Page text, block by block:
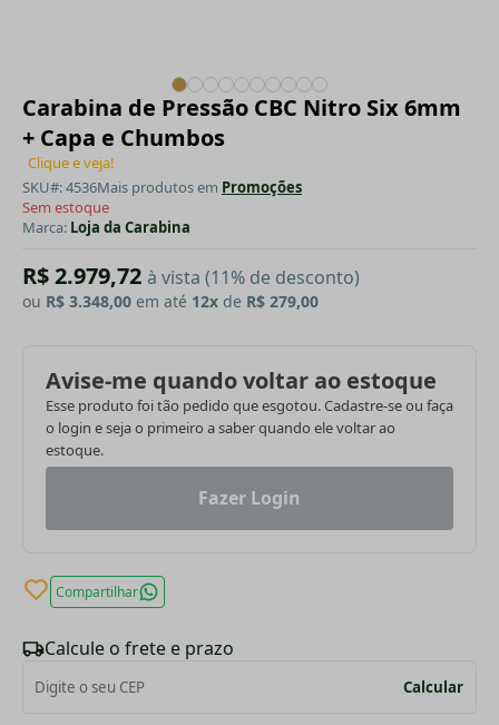
Carabina de Pressão CBC Nitro Six 6mm
+ Capa e Chumbos
Clique e veja!
SKU#: 4536Mais produtos em Promoções
Sem estoque
Marca: Loja da Carabina
R$ 2.979,72 à vista (11% de desconto)
ou R$ 3.348,00 em até 12x de R$ 279,00
Avise-me quando voltar ao estoque
Esse produto foi tão pedido que esgotou. Cadastre-se ou faça
o login e seja o primeiro a saber quando ele voltar ao
estoque.
Fazer Login
Compartilhar
Calcule o frete e prazo
Calcular